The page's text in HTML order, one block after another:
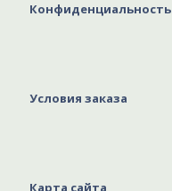
Конфиденциальность
Условия заказа
Карта сайта